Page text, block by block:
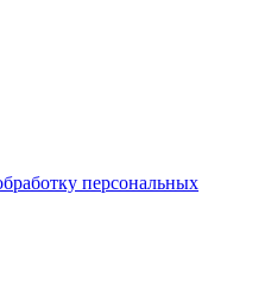
персональных